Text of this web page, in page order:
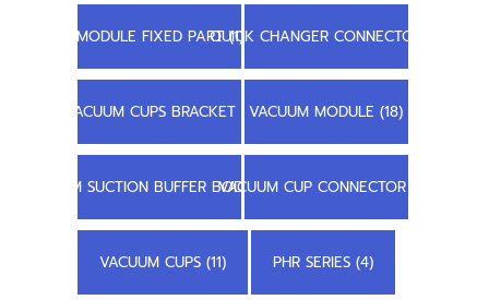
MODULE FIXED PART (1)QUICK CHANGER CONNECTOR (1)
VACUUM CUPS BRACKET (1)VACUUM MODULE (18)
STEM SUCTION BUFFER BODY (3)VACUUM CUP CONNECTOR (2)
VACUUM CUPS (11) PHR SERIES (4)